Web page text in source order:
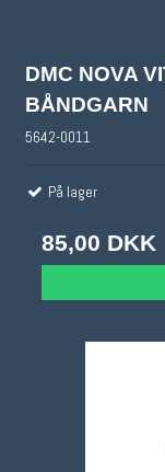
DMC NOVA
BÅNDGARN
5642-0011
På lager
85,00 DKK